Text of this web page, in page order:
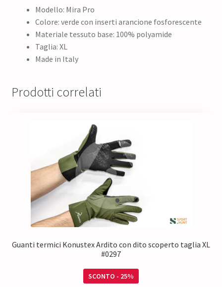
Modello: Mira Pro
Colore: verde con inserti arancione fosforescente
Materiale tessuto base: 100% polyamide
Taglia: XL
Made in Italy
Prodotti correlati
Guanti termici Konustex Ardito con dito scoperto taglia XL
#0297
SCONTO - 25%